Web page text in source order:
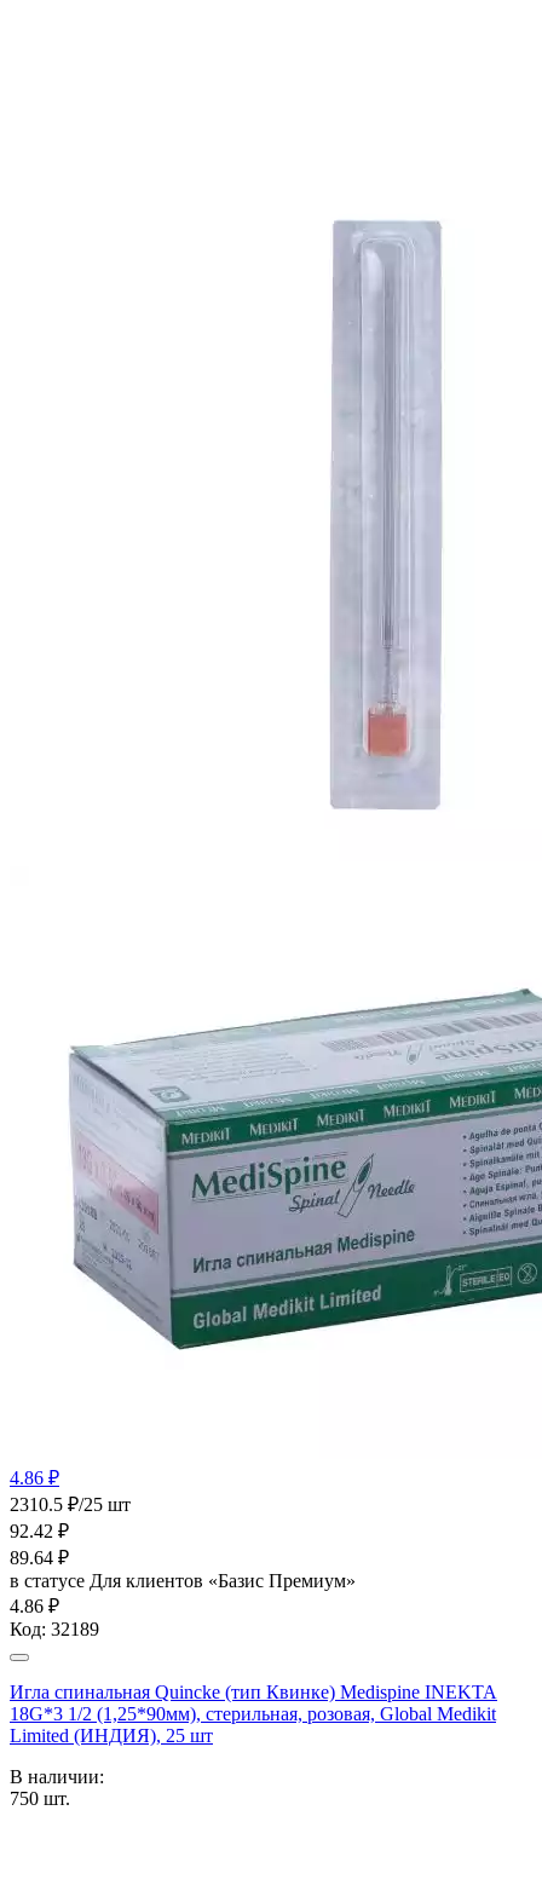
4.86 ₽
2310.5 ₽/25 шт
92.42 ₽
89.64 ₽
в статусе Для клиентов «Базис Премиум»
4.86 ₽
Код: 32189
Игла спинальная Quincke (тип Квинке) Medispine INEKTA
18G*3 1/2 (1,25*90мм), стерильная, розовая, Global Medikit
Limited (ИНДИЯ), 25 шт
В наличии:
750 шт.